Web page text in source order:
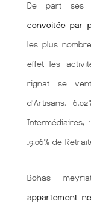
De part ses
convoitée par
les plus
effet les
rignat se
d'Artisans,
Intermédiaires,
19,06% de
Bohas
appartement